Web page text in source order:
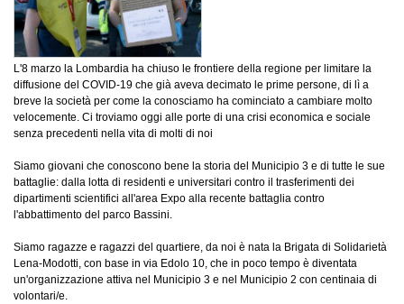
L'8 marzo la Lombardia ha chiuso le frontiere della regione per limitare la
diffusione del COVID-19 che già aveva decimato le prime persone, di lì a
breve la società per come la conosciamo ha cominciato a cambiare molto
velocemente. Ci troviamo oggi alle porte di una crisi economica e sociale
senza precedenti nella vita di molti di noi
Siamo giovani che conoscono bene la storia del Municipio 3 e di tutte le sue
battaglie: dalla lotta di residenti e universitari contro il trasferimenti dei
dipartimenti scientifici all'area Expo alla recente battaglia contro
l'abbattimento del parco Bassini.
Siamo ragazze e ragazzi del quartiere, da noi è nata la Brigata di Solidarietà
Lena-Modotti, con base in via Edolo 10, che in poco tempo è diventata
un'organizzazione attiva nel Municipio 3 e nel Municipio 2 con centinaia di
volontari/e.